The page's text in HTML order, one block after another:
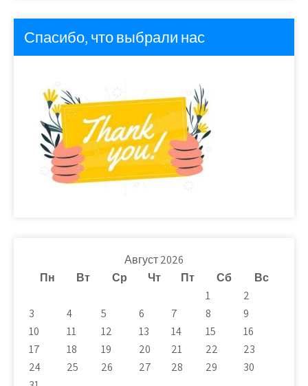
Спасибо, что выбрали нас
Август 2026
Пн
Вт Ср Чт Пт Сб
Вс
1
2
3
4 5 6 7 8
9
10
11 12 13 14 15
16
17
18 19 20 21 22
23
24
25 26 27 28 29
30